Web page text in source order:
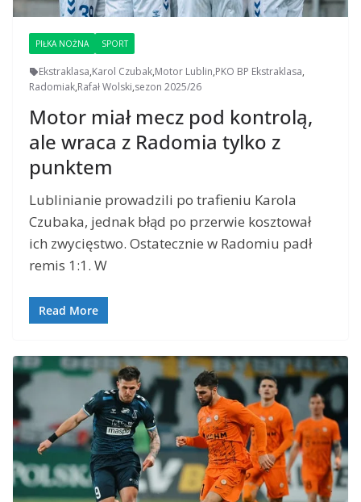
PIŁKA NOŻNA SPORT
Ekstraklasa,Karol Czubak,Motor Lublin,PKO BP Ekstraklasa,
Radomiak,Rafał Wolski,sezon 2025/26
Motor miał mecz pod kontrolą,
ale wraca z Radomia tylko z
punktem
Lublinianie prowadzili po trafieniu Karola
Czubaka, jednak błąd po przerwie kosztował
ich zwycięstwo. Ostatecznie w Radomiu padł
remis 1:1. W
Read More